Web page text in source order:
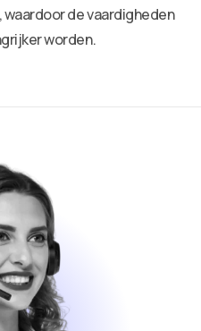
de vaardigheden
worden.